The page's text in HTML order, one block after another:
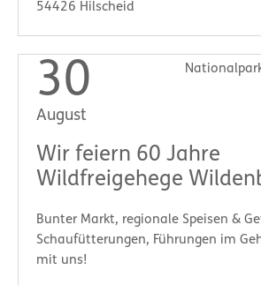
54426 Hilscheid
30
August
Wir feiern 60 Jahre
Wildfreigehege
Bunter Markt, regionale Speisen & Getränke,
Schaufütterungen, Führungen im Gehege: Feiern Sie
mit uns!